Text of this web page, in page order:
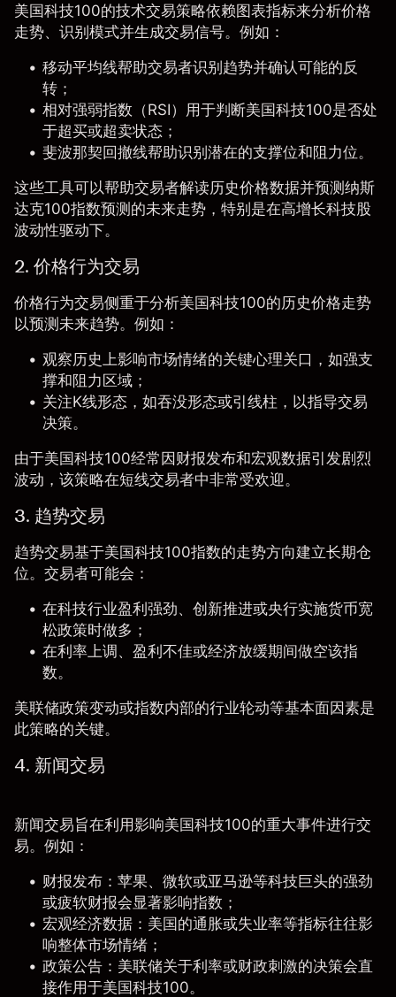
美国科技100的技术交易策略依赖图表指标来分析价格
走势、识别模式并生成交易信号。例如：
移动平均线帮助交易者识别趋势并确认可能的反
转；
相对强弱指数（RSI）用于判断美国科技100是否处
于超买或超卖状态；
斐波那契回撤线帮助识别潜在的支撑位和阻力位。
这些工具可以帮助交易者解读历史价格数据并预测纳斯
达克100指数预测的未来走势，特别是在高增长科技股
波动性驱动下。
2. 价格行为交易
价格行为交易侧重于分析美国科技100的历史价格走势
以预测未来趋势。例如：
观察历史上影响市场情绪的关键心理关口，如强支
撑和阻力区域；
关注K线形态 ，如吞没形态或引线柱，以指导交易
决策。
由于美国科技100经常因财报发布和宏观数据引发剧烈
波动，该策略在短线交易者中非常受欢迎。
3. 趋势交易
趋势交易基于美国科技100指数的走势方向建立长期仓
位。交易者可能会：
在科技行业盈利强劲、创新推进或央行实施货币宽
松政策时做多；
在利率上调、盈利不佳或经济放缓期间做空该指
数。
美联储政策变动或指数内部的行业轮动等基本面因素是
此策略的关键。
4. 新闻交易
新闻交易旨在利用影响美国科技100的重大事件进行交
易。例如：
财报发布：苹果、微软或亚马逊等科技巨头的强劲
或疲软财报会显著影响指数；
宏观经济数据：美国的通胀或失业率等指标往往影
响整体市场情绪；
政策公告：美联储关于利率或财政刺激的决策会直
接作用于美国科技100。